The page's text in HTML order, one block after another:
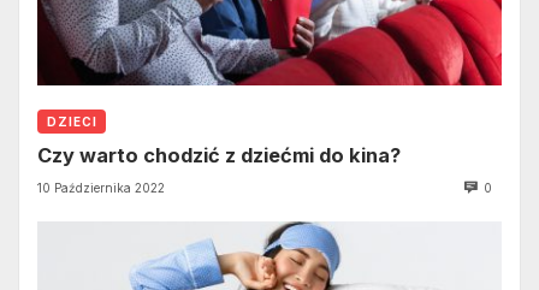
DZIECI
Czy warto chodzić z dziećmi do kina?
10 Października 2022 0